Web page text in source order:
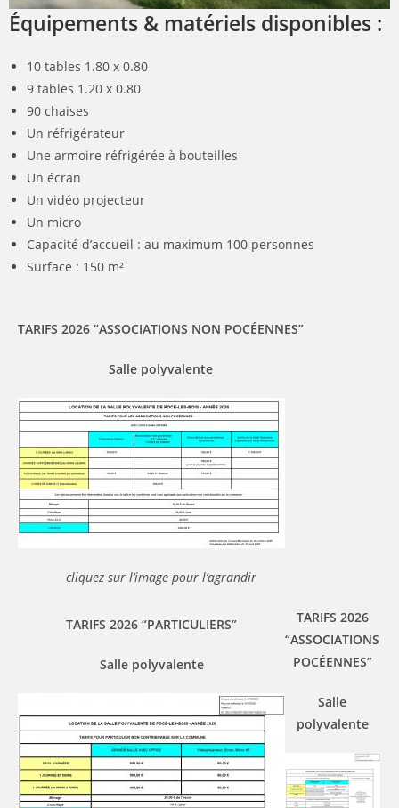
Équipements & matériels disponibles :
10 tables 1.80 x 0.80
9 tables 1.20 x 0.80
90 chaises
Un réfrigérateur
Une armoire réfrigérée à bouteilles
Un écran
Un vidéo projecteur
Un micro
Capacité d’accueil : au maximum 100 personnes
Surface : 150 m²
TARIFS 2026 “ASSOCIATIONS NON POCÉENNES”
Salle polyvalente
cliquez sur l’image pour l’agrandir
TARIFS 2026 “PARTICULIERS”
Salle polyvalente
TARIFS 2026
“ASSOCIATIONS
POCÉENNES”
Salle
polyvalente